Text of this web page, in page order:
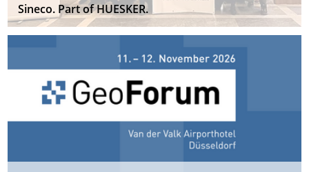
Sineco. Part of HUESKER.